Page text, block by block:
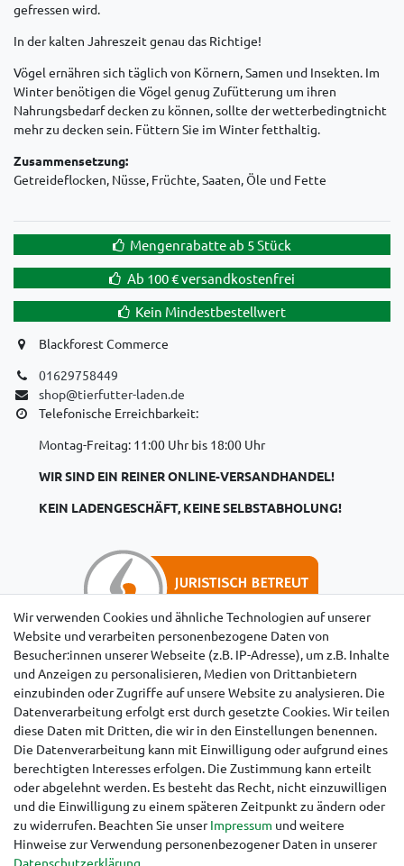
gefressen wird.
In der kalten Jahreszeit genau das Richtige!
Vögel ernähren sich täglich von Körnern, Samen und Insekten. Im
Winter benötigen die Vögel genug Zufütterung um ihren
Nahrungsbedarf decken zu können, sollte der wetterbedingtnicht
mehr zu decken sein. Füttern Sie im Winter fetthaltig.
Zusammensetzung:
Getreideflocken, Nüsse, Früchte, Saaten, Öle und Fette
Mengenrabatte ab 5 Stück
Ab 100 € versandkostenfrei
Kein Mindestbestellwert
Blackforest Commerce
01629758449
shop@tierfutter-laden.de
Telefonische Erreichbarkeit:
Montag-Freitag: 11:00 Uhr bis 18:00 Uhr
WIR SIND EIN REINER ONLINE-VERSANDHANDEL!
KEIN LADENGESCHÄFT, KEINE SELBSTABHOLUNG!
Hinweise für Käufer aus der Schweiz
Wir verwenden Cookies und ähnliche Technologien auf unserer
Website und verarbeiten personenbezogene Daten von
Besucher:innen unserer Webseite (z.B. IP-Adresse), um z.B. Inhalte
und Anzeigen zu personalisieren, Medien von Drittanbietern
einzubinden oder Zugriffe auf unsere Website zu analysieren. Die
Datenverarbeitung erfolgt erst durch gesetzte Cookies. Wir teilen
diese Daten mit Dritten, die wir in den Einstellungen benennen.
Die Datenverarbeitung kann mit Einwilligung oder aufgrund eines
berechtigten Interesses erfolgen. Die Zustimmung kann erteilt
oder abgelehnt werden. Es besteht das Recht, nicht einzuwilligen
und die Einwilligung zu einem späteren Zeitpunkt zu ändern oder
zu widerrufen. Beachten Sie unserImpressum und weitere
Hinweise zur Verwendung personenbezogener Daten in unserer
Daten­schutz­erklärung